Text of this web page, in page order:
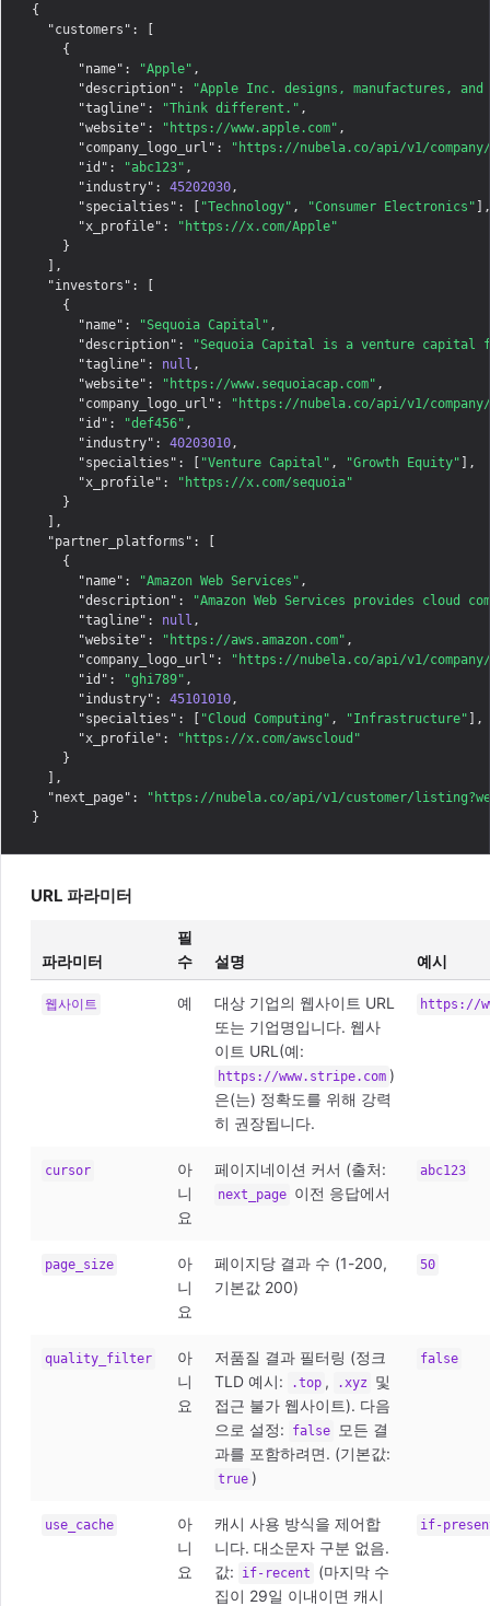
{
"customers" : [
    {
"name" : "Apple" ,
"description" :
"Apple Inc. designs, manufactures,
"tagline" : "Think different." ,
"website" : "https://www.apple.com" ,
"company_logo_url" :
"https://nubela.co/api/v1/company/
"id" : "abc123" ,
"industry" : 45202030 ,
"specialties" : [ "Technology" , "Consumer Electronics" ],
"x_profile" :
"https://x.com/Apple"
    }
  ],
"investors" : [
    {
"name" : "Sequoia Capital" ,
"description" :
"Sequoia Capital is a venture capital
"tagline" : null ,
"website" : "https://www.sequoiacap.com" ,
"company_logo_url" :
"https://nubela.co/api/v1/company/
"id" : "def456" ,
"industry" : 40203010 ,
"specialties" : [ "Venture Capital" , "Growth Equity" ],
"x_profile" :
"https://x.com/sequoia"
    }
  ],
"partner_platforms" : [
    {
"name" : "Amazon Web Services" ,
"description" :
"Amazon Web Services provides cloud
"tagline" : null ,
"website" : "https://aws.amazon.com" ,
"company_logo_url" :
"https://nubela.co/api/v1/company/
"id" : "ghi789" ,
"industry" : 45101010 ,
"specialties" : [ "Cloud Computing" , "Infrastructure" ],
"x_profile" :
"https://x.com/awscloud"
    }
  ],
"next_page" :
"https://nubela.co/api/v1/customer/
URL 파라미터
파라미터
필
수
설명 예시
웹사이트 예
대상 기업의 웹사이트 URL
또는 기업명입니다. 웹사
이트 URL(예:
https://www.stripe.com )
은(는) 정확도를 위해 강력
히 권장됩니다.
https://
cursor
아
니
요
페이지네이션 커서 (출처:
next_page 이전 응답에서
abc123
page_size
아
니
요
페이지당 결과 수 (1-200,
기본값 200)
50
quality_filter
아
니
요
저품질 결과 필터링 (정크
TLD 예시:
.top , .xyz
및
접근 불가 웹사이트). 다음
으로 설정:
false
모든 결
과를 포함하려면. (기본값:
true )
false
use_cache
아
니
요
캐시 사용 방식을 제어합
니다. 대소문자 구분 없음.
값:
if-recent
(마지막 수
집이 29일 이내이면 캐시
if-